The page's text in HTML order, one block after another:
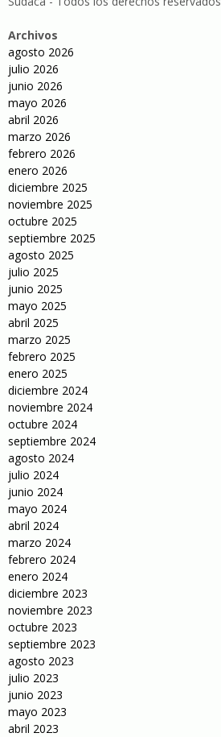
Archivos
agosto 2026
julio 2026
junio 2026
mayo 2026
abril 2026
marzo 2026
febrero 2026
enero 2026
diciembre 2025
noviembre 2025
octubre 2025
septiembre 2025
agosto 2025
julio 2025
junio 2025
mayo 2025
abril 2025
marzo 2025
febrero 2025
enero 2025
diciembre 2024
noviembre 2024
octubre 2024
septiembre 2024
agosto 2024
julio 2024
junio 2024
mayo 2024
abril 2024
marzo 2024
febrero 2024
enero 2024
diciembre 2023
noviembre 2023
octubre 2023
septiembre 2023
agosto 2023
julio 2023
junio 2023
mayo 2023
abril 2023